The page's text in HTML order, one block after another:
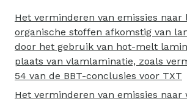
Het verminderen van emissies naar
organische stoffen afkomstig van
door het gebruik van hot-melt
plaats van vlamlaminatie, zoals
54 van de BBT-conclusies voor TXT
Het verminderen van emissies naar